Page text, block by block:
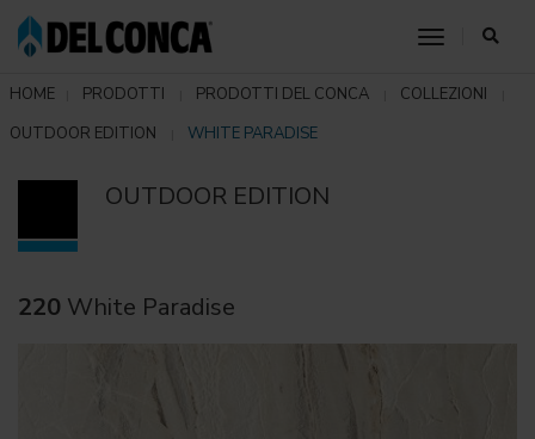
toggle
HOME PRODOTTI PRODOTTI DEL CONCA
COLLEZIONI
OUTDOOR EDITION
WHITE PARADISE
OUTDOOR EDITION
220 White Paradise